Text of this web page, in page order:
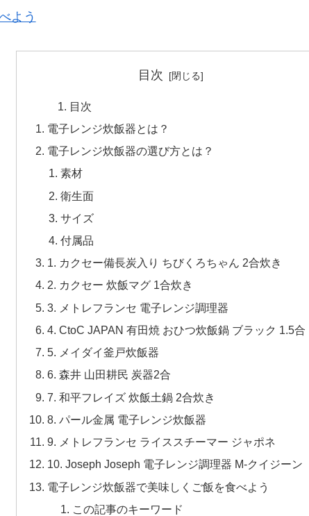
よう
目次
目次
電子レンジ炊飯器とは？
電子レンジ炊飯器の選び方とは？
素材
衛生面
サイズ
付属品
1. カクセー備長炭入り ちびくろちゃん 2合炊き
2. カクセー 炊飯マグ 1合炊き
3. メトレフランセ 電子レンジ調理器
4. CtoC JAPAN 有田焼 おひつ炊飯鍋 ブラック 1.5合
5. メイダイ釜戸炊飯器
6. 森井 山田耕民 炭器2合
7. 和平フレイズ 炊飯土鍋 2合炊き
8. パール金属 電子レンジ炊飯器
9. メトレフランセ ライススチーマー ジャポネ
10. Joseph Joseph 電子レンジ調理器 M-クイジーン
電子レンジ炊飯器で美味しくご飯を食べよう
この記事のキーワード